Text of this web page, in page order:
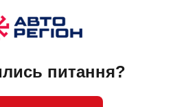
питання?